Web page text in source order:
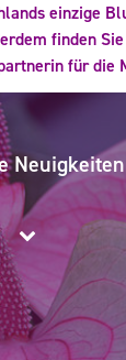
einzige
finden
für die
Neuigkeiten